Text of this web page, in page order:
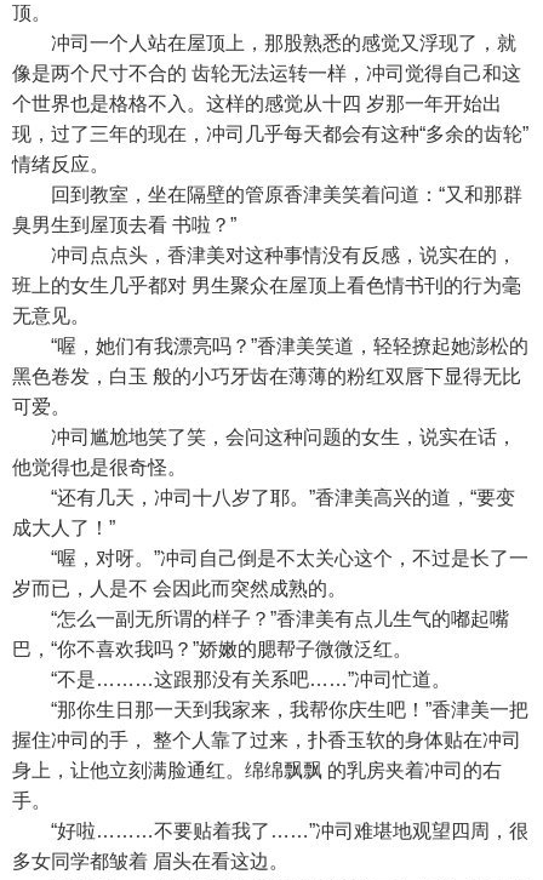
顶。
冲司一个人站在屋顶上，那股熟悉的感觉又浮现了，就
像是两个尺寸不合的 齿轮无法运转一样，冲司觉得自己和这
个世界也是格格不入。这样的感觉从十四 岁那一年开始出
现，过了三年的现在，冲司几乎每天都会有这种“多余的齿轮”
情绪反应。
回到教室，坐在隔壁的管原香津美笑着问道：“又和那群
臭男生到屋顶去看 书啦？”
冲司点点头，香津美对这种事情没有反感，说实在的，
班上的女生几乎都对 男生聚众在屋顶上看色情书刊的行为毫
无意见。
“喔，她们有我漂亮吗？”香津美笑道，轻轻撩起她澎松的
黑色卷发，白玉 般的小巧牙齿在薄薄的粉红双唇下显得无比
可爱。
冲司尴尬地笑了笑，会问这种问题的女生，说实在话，
他觉得也是很奇怪。
“还有几天，冲司十八岁了耶。”香津美高兴的道，“要变
成大人了！”
“喔，对呀。”冲司自己倒是不太关心这个，不过是长了一
岁而已，人是不 会因此而突然成熟的。
“怎么一副无所谓的样子？”香津美有点儿生气的嘟起嘴
巴，“你不喜欢我吗？”娇嫩的腮帮子微微泛红。
“不是………这跟那没有关系吧……”冲司忙道。
“那你生日那一天到我家来，我帮你庆生吧！”香津美一把
握住冲司的手， 整个人靠了过来，扑香玉软的身体贴在冲司
身上，让他立刻满脸通红。绵绵飘飘 的乳房夹着冲司的右
手。
“好啦………不要贴着我了……”冲司难堪地观望四周，很
多女同学都皱着 眉头在看这边。